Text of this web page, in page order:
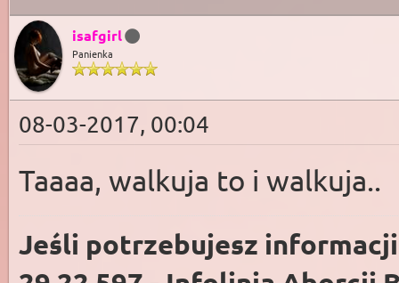
isafgirl
Panienka
08-03-2017, 00:04
Taaaa, walkuja to i walkuja..
Jeśli potrzebujesz